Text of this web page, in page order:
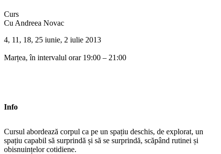
Curs
Cu Andreea Novac
4, 11, 18, 25 iunie, 2 iulie 2013
Marțea, în intervalul orar 19:00 – 21:00
Info
Cursul abordează corpul ca pe un spațiu deschis, de explorat, un
spațiu capabil să surprindă și să se surprindă, scăpând rutinei și
obisnuințelor cotidiene.